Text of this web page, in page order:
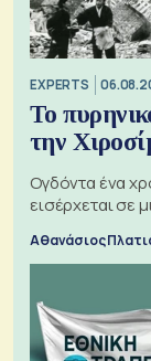
EXPERTS
Το
την
Ογδόντα ένα
εισέρχεται σε
Αθανάσιος